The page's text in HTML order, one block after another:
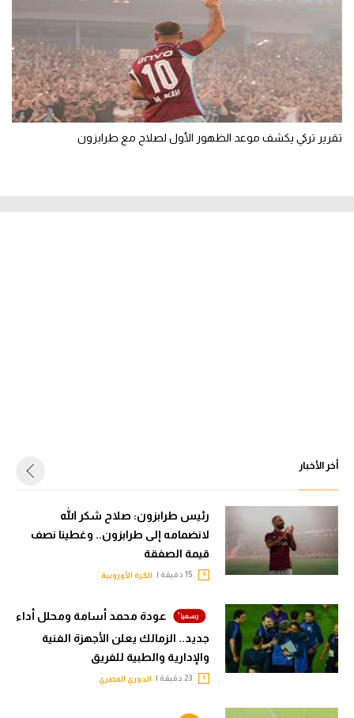
تقرير تركي يكشف موعد الظهور الأول لصلاح مع طرابزون
أخر الأخبار
رئيس طرابزون: صلاح شكر الله
لانضمامه إلى طرابزون.. وغطينا نصف
قيمة الصفقة
الكرة الأوروبية
عودة محمد أسامة ومحلل أداء
جديد.. الزمالك يعلن الأجهزة الفنية
والإدارية والطبية للفريق
الدوري المصري